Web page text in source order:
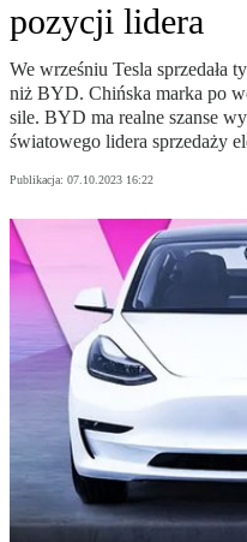
pozycji lidera
We wrześniu Tesla sprzedała
niż BYD. Chińska marka po
sile. BYD ma realne szanse
światowego lidera sprzedaży
Publikacja: 07.10.2023 16:22